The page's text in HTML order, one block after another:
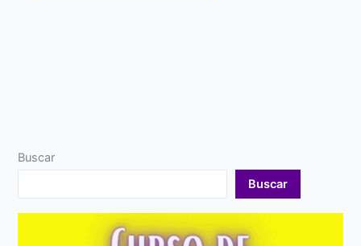
Buscar
Buscar